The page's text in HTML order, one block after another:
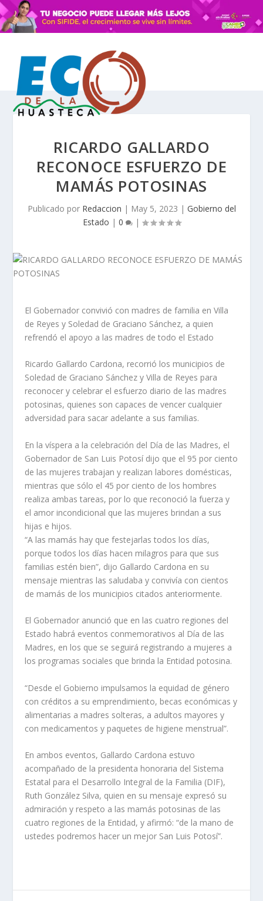
RICARDO GALLARDO
RECONOCE ESFUERZO DE
MAMÁS POTOSINAS
Publicado por Redaccion | May 5, 2023 | Gobierno del
Estado | 0 |
El Gobernador convivió con madres de familia en Villa
de Reyes y Soledad de Graciano Sánchez, a quien
refrendó el apoyo a las madres de todo el Estado
Ricardo Gallardo Cardona, recorrió los municipios de
Soledad de Graciano Sánchez y Villa de Reyes para
reconocer y celebrar el esfuerzo diario de las madres
potosinas, quienes son capaces de vencer cualquier
adversidad para sacar adelante a sus familias.
En la víspera a la celebración del Día de las Madres, el
Gobernador de San Luis Potosí dijo que el 95 por ciento
de las mujeres trabajan y realizan labores domésticas,
mientras que sólo el 45 por ciento de los hombres
realiza ambas tareas, por lo que reconoció la fuerza y
el amor incondicional que las mujeres brindan a sus
hijas e hijos.
“A las mamás hay que festejarlas todos los días,
porque todos los días hacen milagros para que sus
familias estén bien”, dijo Gallardo Cardona en su
mensaje mientras las saludaba y convivía con cientos
de mamás de los municipios citados anteriormente.
El Gobernador anunció que en las cuatro regiones del
Estado habrá eventos conmemorativos al Día de las
Madres, en los que se seguirá registrando a mujeres a
los programas sociales que brinda la Entidad potosina.
“Desde el Gobierno impulsamos la equidad de género
con créditos a su emprendimiento, becas económicas y
alimentarias a madres solteras, a adultos mayores y
con medicamentos y paquetes de higiene menstrual”.
En ambos eventos, Gallardo Cardona estuvo
acompañado de la presidenta honoraria del Sistema
Estatal para el Desarrollo Integral de la Familia (DIF),
Ruth González Silva, quien en su mensaje expresó su
admiración y respeto a las mamás potosinas de las
cuatro regiones de la Entidad, y afirmó: “de la mano de
ustedes podremos hacer un mejor San Luis Potosí”.